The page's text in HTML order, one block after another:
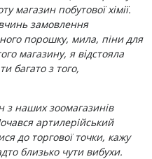
магазин побутової хімії.
замовлення
порошку, мила, піни для
магазину, я відстояла
багато з того,
наших зоомагазинів
артилерійський
до торгової точки, кажу
близько чути вибухи.